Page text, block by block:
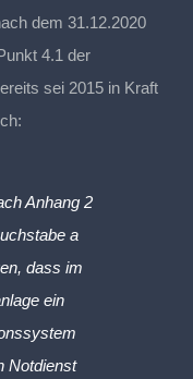
dem 31.12.2020
4.1 der
sei 2015 in Kraft
Anhang 2
a
dass im
ein
Notdienst